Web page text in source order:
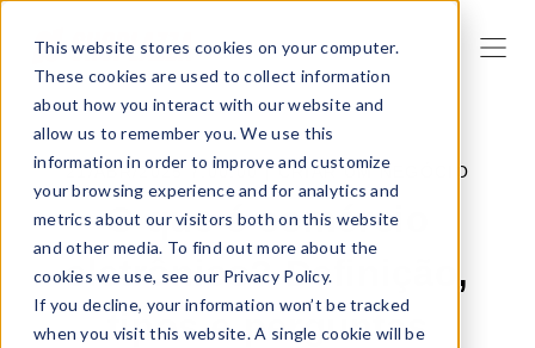
This website stores cookies on your computer.
These cookies are used to collect information
about how you interact with our website and
allow us to remember you. We use this
information in order to improve and customize
your browsing experience and for analytics and
metrics about our visitors both on this website
and other media. To find out more about the
cookies we use, see our Privacy Policy.
If you decline, your information won’t be tracked
when you visit this website. A single cookie will be
21/ABR/2025 7:00:00 | CRIAR UM NEGÓCIO
O que é comércio
eletrônico? Definição,
tipos e perguntas